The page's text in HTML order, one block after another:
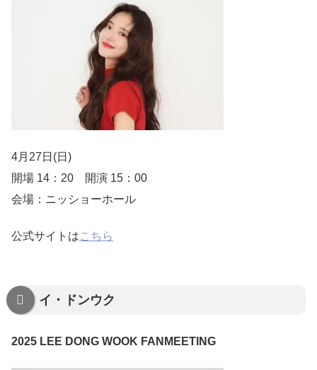
4月27日(日)
開場 14：20 開演 15：00
会場：ニッショーホール
公式サイトはこちら
イ・ドンウク
2025 LEE DONG WOOK FANMEETING